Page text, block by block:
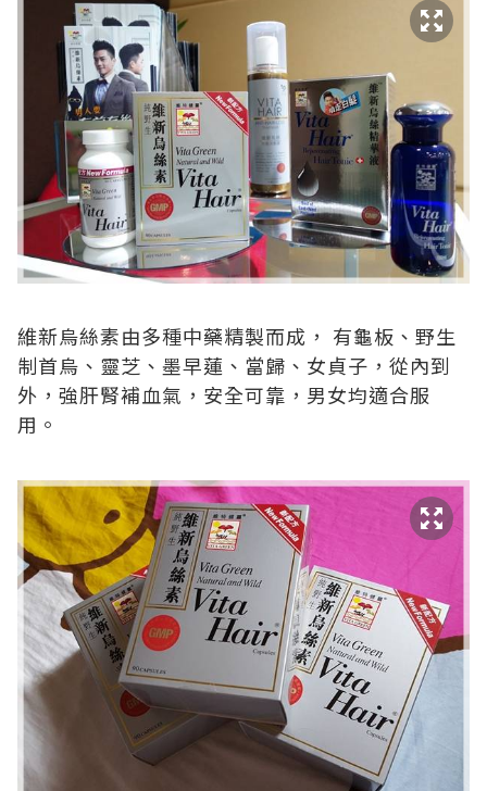
維新烏絲素由多種中藥精製而成， 有龜板、野生
制首烏、靈芝、墨早蓮、當歸、女貞子，從內到
外，強肝腎補血氣，安全可靠，男女均適合服
用。